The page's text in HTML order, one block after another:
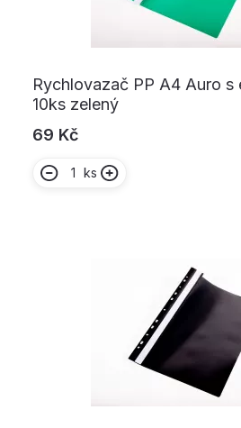
Rychlovazač PP A4 Auro s
10ks zelený
69 Kč
ks